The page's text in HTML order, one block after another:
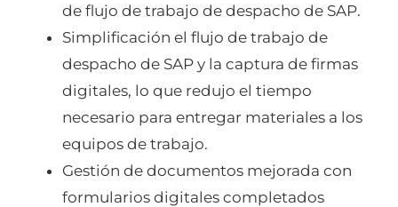
de flujo de trabajo de despacho de SAP.
Simplificación el flujo de trabajo de
despacho de SAP y la captura de firmas
digitales, lo que redujo el tiempo
necesario para entregar materiales a los
equipos de trabajo.
Gestión de documentos mejorada con
formularios digitales completados